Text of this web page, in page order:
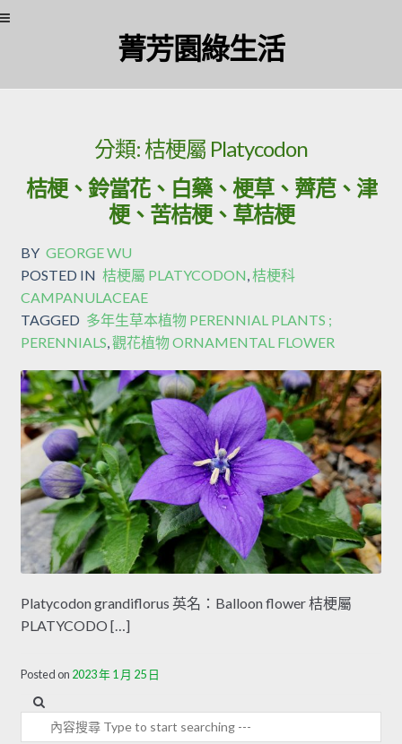
Skip to navigation菁芳園綠生活
分類: 桔梗屬 Platycodon
桔梗、鈴當花、白藥、梗草、薺苨、津
梗、苦桔梗、草桔梗
BY GEORGE WU
POSTED IN 桔梗屬 PLATYCODON,桔梗科
CAMPANULACEAE
TAGGED 多年生草本植物 PERENNIAL PLANTS ;
PERENNIALS,觀花植物 ORNAMENTAL FLOWER
Platycodon grandiflorus 英名：Balloon flower 桔梗屬
PLATYCODO […]
Posted on 2023 年 1 月 25 日
內容搜尋